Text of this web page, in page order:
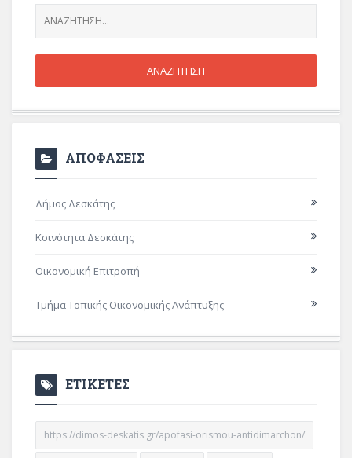
ΑΠΟΦΑΣΕΙΣ
Δήμος Δεσκάτης
Κοινότητα Δεσκάτης
Οικονομική Επιτροπή
Τμήμα Τοπικής Οικονομικής Ανάπτυξης
ΕΤΙΚΕΤΕΣ
https://dimos-deskatis.gr/apofasi-orismou-antidimarchon/